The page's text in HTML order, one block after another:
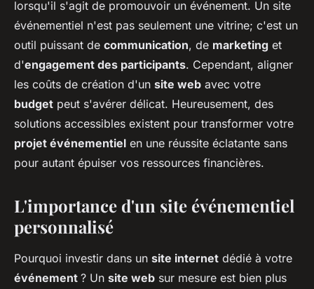
sébastien•27 août 2024• 2 min de lecture
lorsqu'il s'agit de promouvoir un événement. Un site
événementiel n'est pas seulement une vitrine; c'est un
outil puissant de communication, de marketing et
d'engagement des participants. Cependant, aligner
les coûts de création d'un site web avec votre
budget peut s'avérer délicat. Heureusement, des
solutions accessibles existent pour transformer votre
projet événementiel en une réussite éclatante sans
pour autant épuiser vos ressources financières.
L'importance d'un site événementiel
personnalisé
Pourquoi investir dans un site internet dédié à votre
événement ? Un site web sur mesure est bien plus